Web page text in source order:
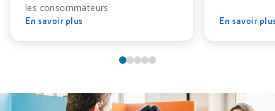
les consommateurs
En savoir plus En savoir